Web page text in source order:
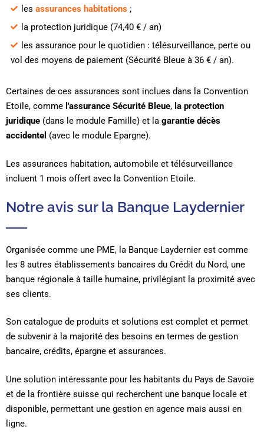
les assurances habitations;
la protection juridique (74,40 € / an)
les assurance pour le quotidien : télésurveillance, perte ou
vol des moyens de paiement (Sécurité Bleue à 36 € / an).
Certaines de ces assurances sont inclues dans la Convention
Etoile, comme l'assurance Sécurité Bleue, la protection
juridique (dans le module Famille) et la garantie décès
accidentel (avec le module Epargne).
Les assurances habitation, automobile et télésurveillance
incluent 1 mois offert avec la Convention Etoile.
Notre avis sur la Banque Laydernier
Organisée comme une PME, la Banque Laydernier est comme
les 8 autres établissements bancaires du Crédit du Nord, une
banque régionale à taille humaine, privilégiant la proximité avec
ses clients.
Son catalogue de produits et solutions est complet et permet
de subvenir à la majorité des besoins en termes de gestion
bancaire, crédits, épargne et assurances.
Une solution intéressante pour les habitants du Pays de Savoie
et de la frontière suisse qui recherchent une banque locale et
disponible, permettant une gestion en agence mais aussi en
ligne.